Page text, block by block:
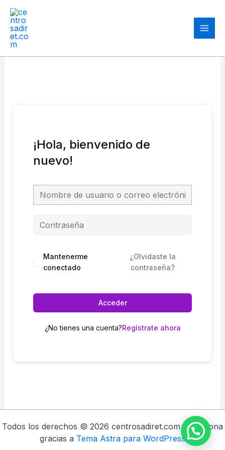
contenido
¡Hola, bienvenido de
nuevo!
Mantenerme
conectado
¿Olvidaste la
contraseña?
Acceder
¿No tienes una cuenta?Regístrate ahora
Todos los derechos © 2026 centrosadiret.com | Funciona
gracias a Tema Astra para WordPress